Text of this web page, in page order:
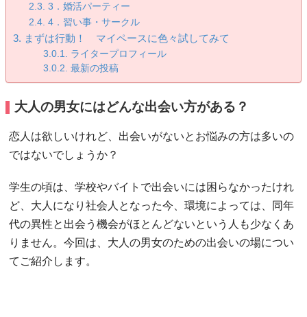
3．婚活パーティー
4．習い事・サークル
まずは行動！ マイペースに色々試してみて
ライタープロフィール
最新の投稿
大人の男女にはどんな出会い方がある？
恋人は欲しいけれど、出会いがないとお悩みの方は多いの
ではないでしょうか？
学生の頃は、学校やバイトで出会いには困らなかったけれ
ど、大人になり社会人となった今、環境によっては、同年
代の異性と出会う機会がほとんどないという人も少なくあ
りません。今回は、大人の男女のための出会いの場につい
てご紹介します。